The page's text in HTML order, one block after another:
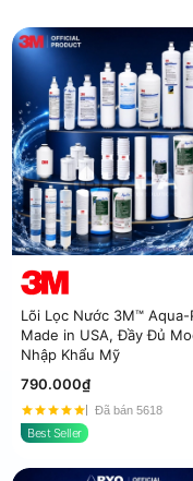
Lõi Lọc Nước 3M™ Aqua-
Made in USA, Đầy Đủ
Nhập Khẩu Mỹ
790.000₫
Đã bán 5618
Best Seller